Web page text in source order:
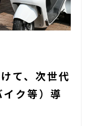
て、次世代
ク等）導